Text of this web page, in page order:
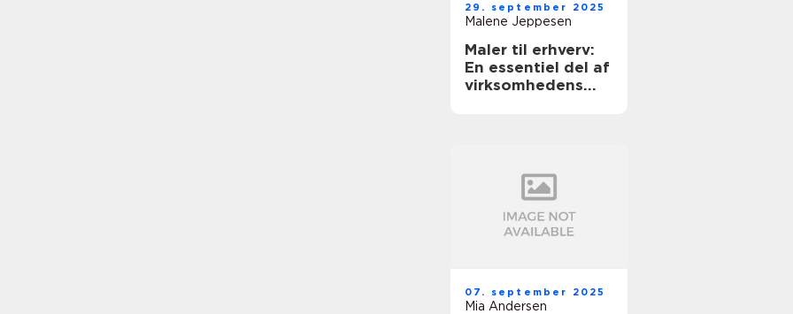
29. september 2025
Malene Jeppesen
Maler til erhverv:
En essentiel del af
virksomhedens
07. september 2025
Mia Andersen